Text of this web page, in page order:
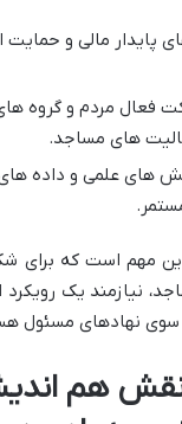
پایدار مالی و حمایت
فعال مردم و گروه
های مساجد.
های علمی و داده
مهم است که برای
نیازمند یک
سوی نهادهای مسئول
هم